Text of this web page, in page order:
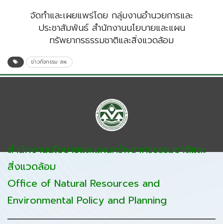
จัดทำและเผยแพร่โดย กลุ่มงานอำนวยการและ
ประชาสัมพันธ์ สำนักงานนโยบายและแผน
ทรัพยากรธรรมชาติและสิ่งแวดล้อม
ข่าวกิจกรรม สผ.
สำนักงานนโยบายและแผนทรัพยากรธรรมชาติและ
สิ่งแวดล้อม
Office of Natural Resources and
Environmental Policy and Planning